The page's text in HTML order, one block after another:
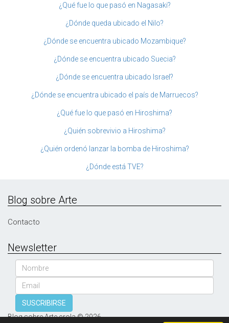
¿Qué fue lo que pasó en Nagasaki?
¿Dónde queda ubicado el Nilo?
¿Dónde se encuentra ubicado Mozambique?
¿Dónde se encuentra ubicado Suecia?
¿Dónde se encuentra ubicado Israel?
¿Dónde se encuentra ubicado el país de Marruecos?
¿Qué fue lo que pasó en Hiroshima?
¿Quién sobrevivio a Hiroshima?
¿Quién ordenó lanzar la bomba de Hiroshima?
¿Dónde está TVE?
Blog sobre Arte
Contacto
Newsletter
Nombre
Email
SUSCRIBIRSE
Blog sobre Arte crola © 2026